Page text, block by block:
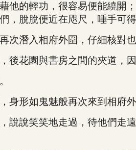
的輕功，很容易便能繞開
，脫脫便近在咫尺，唾手可得
潛入相府外圍，仔細核對也
花園與書房之間的夾道，
形如鬼魅般再次來到相府外
說笑笑地走過，待他們走